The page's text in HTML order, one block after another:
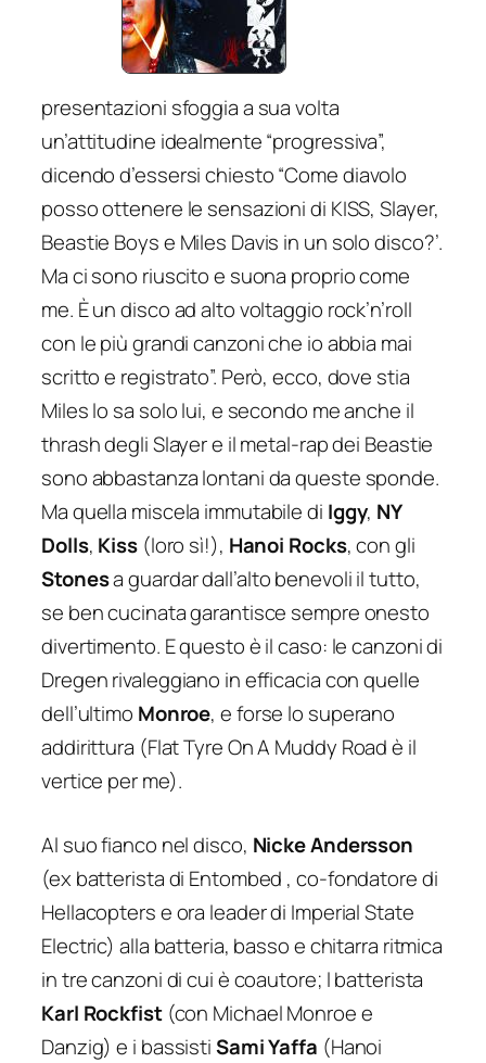
presentazioni sfoggia a sua volta
un’attitudine idealmente “progressiva”,
dicendo d’essersi chiesto“Come diavolo
posso ottenere le sensazioni di KISS, Slayer,
Beastie Boys e Miles Davis in un solo disco?’.
Ma ci sono riuscito e suona proprio come
me. È un disco ad alto voltaggio rock’n’roll
con le più grandi canzoni che io abbia mai
scritto e registrato”. Però, ecco, dove stia
Miles lo sa solo lui, e secondo me anche il
thrash degli Slayer e il metal-rap dei Beastie
sono abbastanza lontani da queste sponde.
Ma quella miscela immutabile di Iggy, NY
Dolls, Kiss(loro sì!), Hanoi Rocks, con gli
Stonesa guardar dall’alto benevoli il tutto,
se ben cucinata garantisce sempre onesto
divertimento. E questo è il caso: le canzoni di
Dregen rivaleggiano in efficacia con quelle
dell’ultimo Monroe, e forse lo superano
addirittura (Flat Tyre On A Muddy Roadè il
vertice per me).
Al suo fianco nel disco, Nicke Andersson
(ex batterista di Entombed , co-fondatore di
Hellacopters e ora leader di Imperial State
Electric) alla batteria, basso e chitarra ritmica
in tre canzoni di cui è coautore; l batterista
Karl Rockfist(con Michael Monroe e
Danzig) e i bassistiSami Yaffa (Hanoi